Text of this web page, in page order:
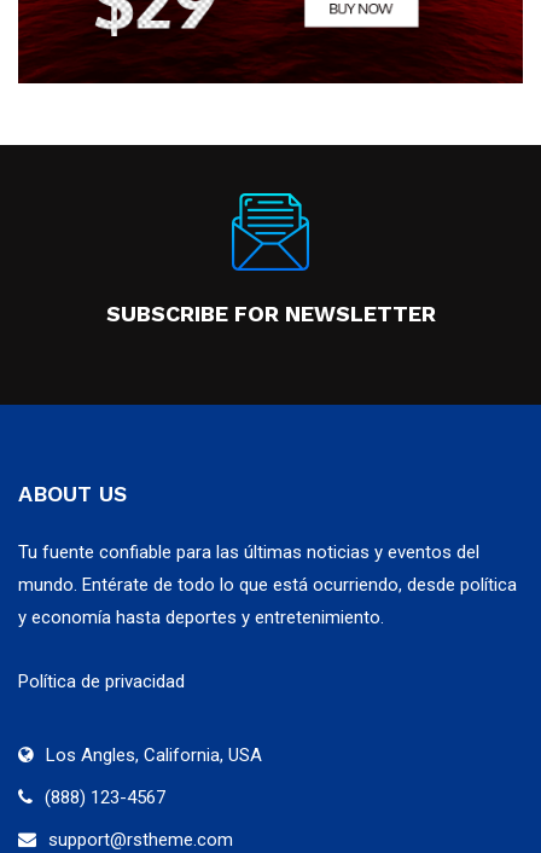
SUBSCRIBE FOR NEWSLETTER
ABOUT US
Tu fuente confiable para las últimas noticias y eventos del
mundo. Entérate de todo lo que está ocurriendo, desde política
y economía hasta deportes y entretenimiento.
Política de privacidad
Los Angles, California, USA
(888) 123-4567
support@rstheme.com